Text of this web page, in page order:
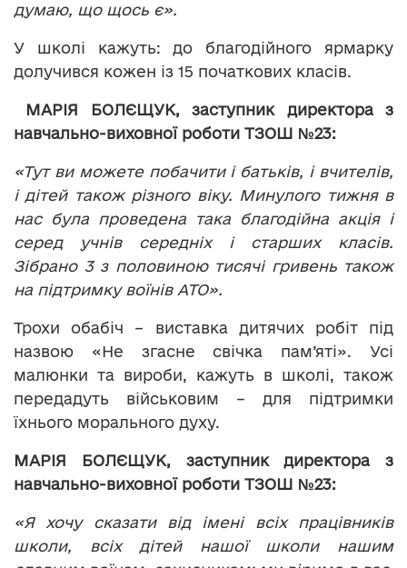
думаю, що щось є».
У школі кажуть: до благодійного ярмарку
долучився кожен із 15 початкових класів.
МАРІЯ БОЛЄЩУК, заступник директора з
навчально-виховної роботи ТЗОШ №23:
«Тут ви можете побачити і батьків, і вчителів,
і дітей також різного віку. Минулого тижня в
нас була проведена така благодійна акція і
серед учнів середніх і старших класів.
Зібрано 3 з половиною тисячі гривень також
на підтримку воїнів АТО».
Трохи обабіч – виставка дитячих робіт під
назвою «Не згасне свічка пам’яті». Усі
малюнки та вироби, кажуть в школі, також
передадуть військовим – для підтримки
їхнього морального духу.
МАРІЯ БОЛЄЩУК, заступник директора з
навчально-виховної роботи ТЗОШ №23:
«Я хочу сказати від імені всіх працівників
школи, всіх дітей нашої школи нашим